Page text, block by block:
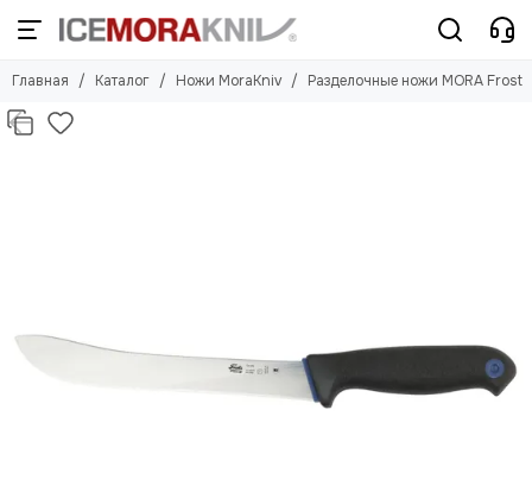
Ножи MoraKniv
Туристические ножи MORA
Грибные ножи MORA Mushroom
Главная Каталог Ножи MoraKniv Разделочные ножи MORA Frost